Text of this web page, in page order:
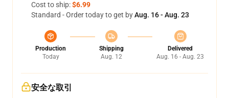
Cost to ship:$6.99
Standard - Order today to get byAug. 16 - Aug. 23
Production
Today
Shipping
Aug. 12
Delivered
Aug. 16 - Aug. 23
安全な取引